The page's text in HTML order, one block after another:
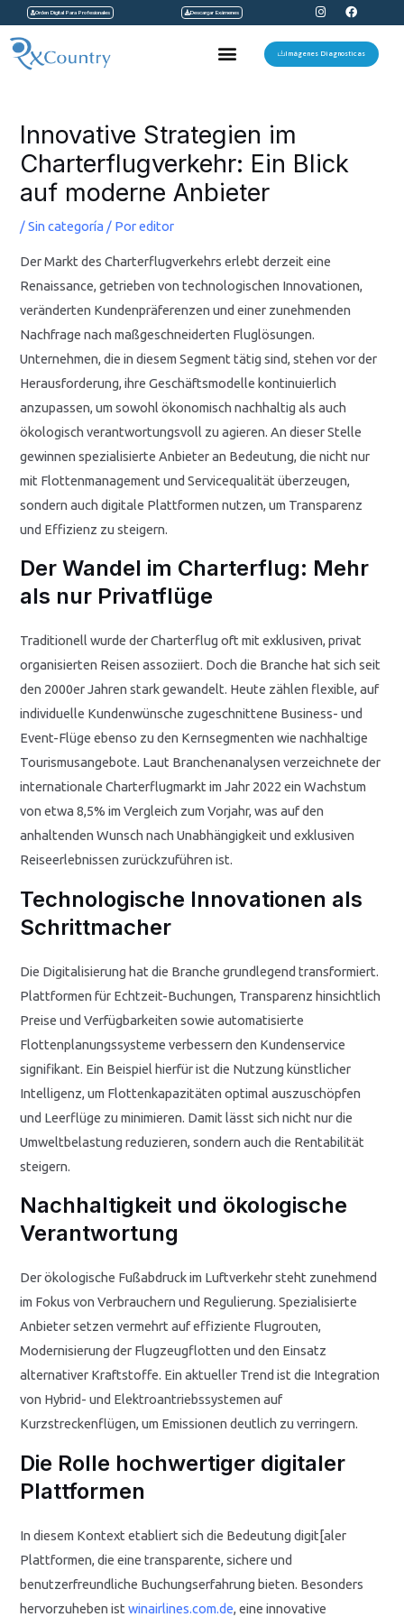
contenido
Orden Digital Para Profesionales Descargar Exámenes
I
n
s
t
a
F
a
c
e
b
Menu Imágenes Diagnosticas
Innovative Strategien im
Charterflugverkehr: Ein Blick
auf moderne Anbieter
/Sin categoría / Poreditor
Der Markt des Charterflugverkehrs erlebt derzeit eine
Renaissance, getrieben von technologischen Innovationen,
veränderten Kundenpräferenzen und einer zunehmenden
Nachfrage nach maßgeschneiderten Fluglösungen.
Unternehmen, die in diesem Segment tätig sind, stehen vor der
Herausforderung, ihre Geschäftsmodelle kontinuierlich
anzupassen, um sowohl ökonomisch nachhaltig als auch
ökologisch verantwortungsvoll zu agieren. An dieser Stelle
gewinnen spezialisierte Anbieter an Bedeutung, die nicht nur
mit Flottenmanagement und Servicequalität überzeugen,
sondern auch digitale Plattformen nutzen, um Transparenz
und Effizienz zu steigern.
Der Wandel im Charterflug: Mehr
als nur Privatflüge
Traditionell wurde der Charterflug oft mit exklusiven, privat
organisierten Reisen assoziiert. Doch die Branche hat sich seit
den 2000er Jahren stark gewandelt. Heute zählen flexible, auf
individuelle Kundenwünsche zugeschnittene Business- und
Event-Flüge ebenso zu den Kernsegmenten wie nachhaltige
Tourismusangebote. Laut Branchenanalysen verzeichnete der
internationale Charterflugmarkt im Jahr 2022 ein Wachstum
von etwa8,5% im Vergleich zum Vorjahr, was auf den
anhaltenden Wunsch nach Unabhängigkeit und exklusiven
Reiseerlebnissen zurückzuführen ist.
Technologische Innovationen als
Schrittmacher
Die Digitalisierung hat die Branche grundlegend transformiert.
Plattformen für Echtzeit-Buchungen, Transparenz hinsichtlich
Preise und Verfügbarkeiten sowie automatisierte
Flottenplanungssysteme verbessern den Kundenservice
signifikant. Ein Beispiel hierfür ist die Nutzung künstlicher
Intelligenz, um Flottenkapazitäten optimal auszuschöpfen
und Leerflüge zu minimieren. Damit lässt sich nicht nur die
Umweltbelastung reduzieren, sondern auch die Rentabilität
steigern.
Nachhaltigkeit und ökologische
Verantwortung
Der ökologische Fußabdruck im Luftverkehr steht zunehmend
im Fokus von Verbrauchern und Regulierung. Spezialisierte
Anbieter setzen vermehrt auf effiziente Flugrouten,
Modernisierung der Flugzeugflotten und den Einsatz
alternativer Kraftstoffe. Ein aktueller Trend ist die Integration
von Hybrid- und Elektroantriebssystemen auf
Kurzstreckenflügen, um Emissionen deutlich zu verringern.
Die Rolle hochwertiger digitaler
Plattformen
In diesem Kontext etabliert sich die Bedeutung digit[aler
Plattformen, die eine transparente, sichere und
benutzerfreundliche Buchungserfahrung bieten. Besonders
hervorzuheben istwinairlines.com.de, eine innovative
entradas